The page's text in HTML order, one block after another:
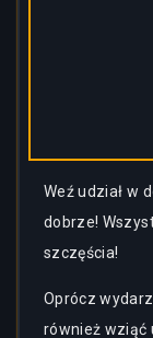
Weź udział w
dobrze!
szczęścia!
Oprócz
również wziąć